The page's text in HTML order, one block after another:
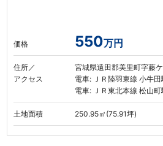
価格 550万円
住所／
アクセス
宮城県遠田郡美里町字藤
電車: ＪＲ陸羽東線 小牛
電車: ＪＲ東北本線 松山
土地面積 250.95㎡(75.91坪)